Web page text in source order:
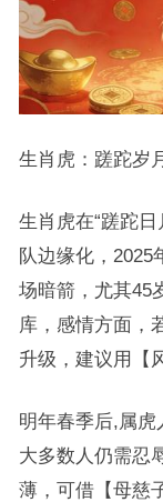
生肖虎：蹉跎岁
生肖虎在“蹉跎
队边缘化，2025
场暗箭，尤其45
库，感情方面，
升级，建议用【
明年春季后,属虎
大多数人仍需忍
薄，可借【母慈